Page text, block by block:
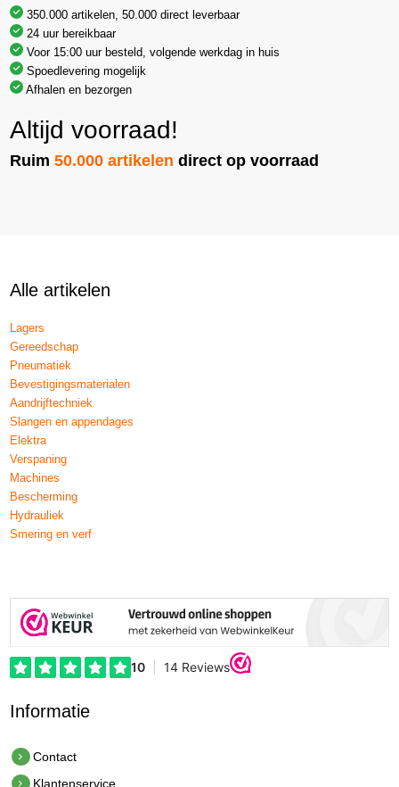
350.000 artikelen, 50.000 direct leverbaar
24 uur bereikbaar
Voor 15:00 uur besteld, volgende werkdag in huis
Spoedlevering mogelijk
Afhalen en bezorgen
Altijd voorraad!
Ruim50.000 artikelen direct op voorraad
Alle artikelen
Lagers
Gereedschap
Pneumatiek
Bevestigingsmaterialen
Aandrijftechniek
Slangen en appendages
Elektra
Verspaning
Machines
Bescherming
Hydrauliek
Smering en verf
Informatie
Contact
Klantenservice